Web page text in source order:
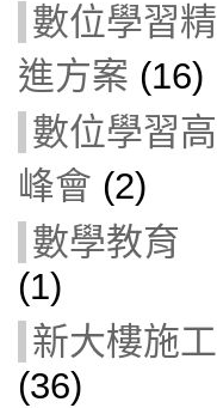
數位學習精
進方案 (16)
數位學習高
峰會 (2)
數學教育
(1)
新大樓施工
(36)